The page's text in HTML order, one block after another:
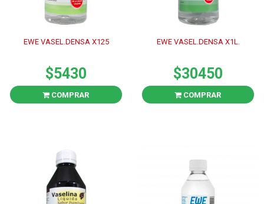
EWE VASEL.DENSA X125
$5430
COMPRAR
EWE VASEL.DENSA X1L.
$30450
COMPRAR